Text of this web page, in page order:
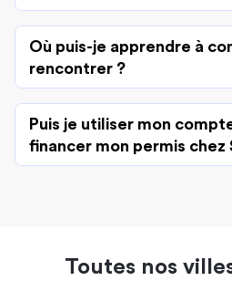
Où puis-je apprendre à
rencontrer ?
Puis je utiliser mon
financer mon permis chez
Toutes nos